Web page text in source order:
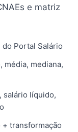
e matriz
Portal Salário
média, mediana,
salário líquido,
+ transformação